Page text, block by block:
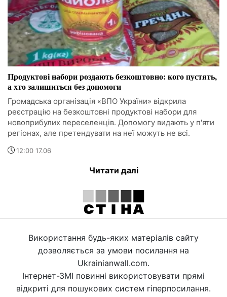
Продуктові набори роздають безкоштовно: кого пустять,
а хто залишиться без допомоги
Громадська організація «ВПО України» відкрила
реєстрацію на безкоштовні продуктові набори для
новоприбулих переселенців. Допомогу видають у п'яти
регіонах, але претендувати на неї можуть не всі.
12:00 17.06
Читати далі
Використання будь-яких матеріалів сайту
дозволяється за умови посилання на
Ukrainianwall.com.
Інтернет-ЗМІ повинні використовувати прямі
відкриті для пошукових систем гіперпосилання.